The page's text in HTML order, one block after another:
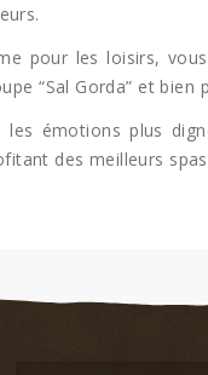
pour les loisirs,
“Sal Gorda” et bien
émotions plus
des meilleurs